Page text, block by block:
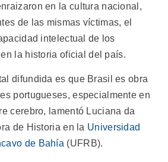
en la cultura nacional,
de las mismas víctimas, el
intelectual de los
la historia oficial del país.
difundida es que Brasil es obra
portugueses, especialmente en
cerebro, lamentó Luciana da
de Historia en la Universidad
de Bahía (UFRB).